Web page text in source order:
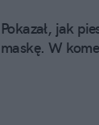
Pokazał, jak
maskę. W